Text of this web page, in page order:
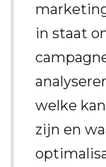
in staat
welke
zijn en